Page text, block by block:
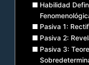
Habilidad
Pasiva 1:
Pasiva 2:
Pasiva 3: